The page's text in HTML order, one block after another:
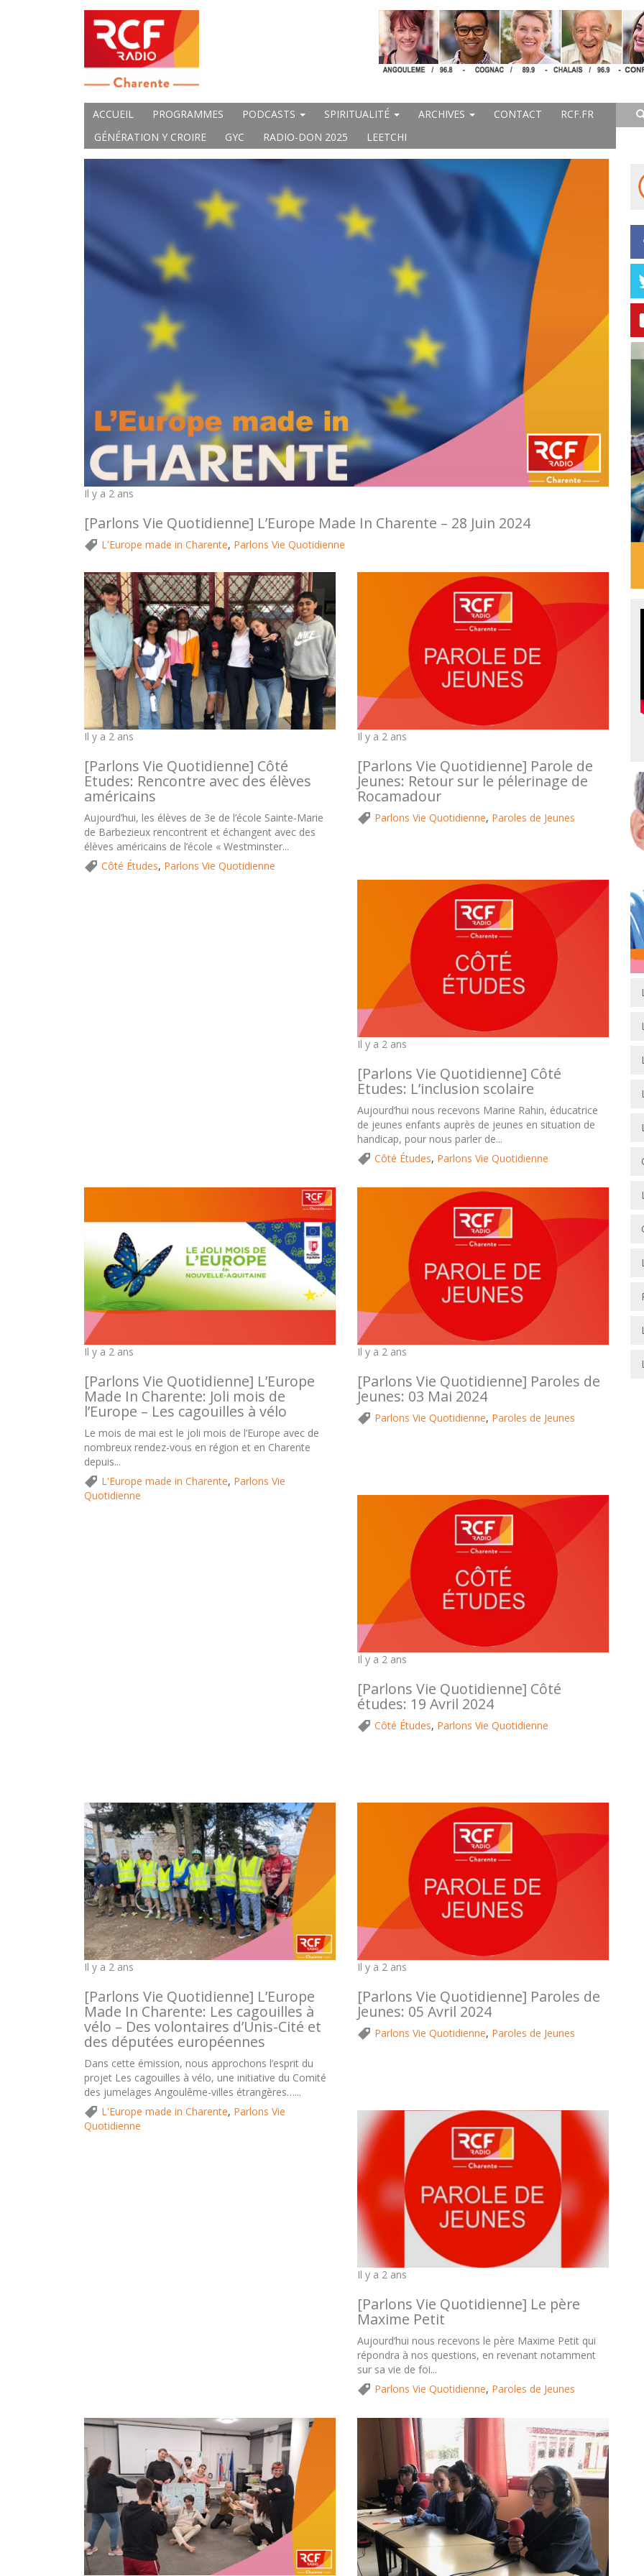
ACCUEIL PROGRAMMES PODCASTS SPIRITUALITÉ ARCHIVES CONTACT
RCF.FR
GÉNÉRATION Y CROIRE
GYC RADIO-DON 2025 LEETCHI
Il y a 2 ans
[Parlons Vie Quotidienne] L’Europe Made In Charente – 28 Juin 2024
L'Europe made in Charente, Parlons Vie Quotidienne
Il y a 2 ans
[Parlons Vie Quotidienne] Côté
Etudes: Rencontre avec des élèves
américains
Aujourd’hui, les élèves de 3e de l’école Sainte-Marie
de Barbezieux rencontrent et échangent avec des
élèves américains de l’école « Westminster...
Côté Études, Parlons Vie Quotidienne
Il y a 2 ans
[Parlons Vie Quotidienne] Parole de
Jeunes: Retour sur le pélerinage de
Rocamadour
Parlons Vie Quotidienne, Paroles de Jeunes
Il y a 2 ans
[Parlons Vie Quotidienne] Côté
Etudes: L’inclusion scolaire
Aujourd’hui nous recevons Marine Rahin, éducatrice
de jeunes enfants auprès de jeunes en situation de
handicap, pour nous parler de...
Côté Études, Parlons Vie Quotidienne
Il y a 2 ans
[Parlons Vie Quotidienne] L’Europe
Made In Charente: Joli mois de
l’Europe – Les cagouilles à vélo
Le mois de mai est le joli mois de l’Europe avec de
nombreux rendez-vous en région et en Charente
depuis...
L'Europe made in Charente, Parlons Vie
Quotidienne
Il y a 2 ans
[Parlons Vie Quotidienne] Paroles de
Jeunes: 03 Mai 2024
Parlons Vie Quotidienne, Paroles de Jeunes
Il y a 2 ans
[Parlons Vie Quotidienne] Côté
études: 19 Avril 2024
Côté Études, Parlons Vie Quotidienne
Il y a 2 ans
[Parlons Vie Quotidienne] L’Europe
Made In Charente: Les cagouilles à
vélo – Des volontaires d’Unis-Cité et
des députées européennes
Dans cette émission, nous approchons l’esprit du
projet Les cagouilles à vélo, une initiative du Comité
des jumelages Angoulême-villes étrangères…...
L'Europe made in Charente, Parlons Vie
Quotidienne
Il y a 2 ans
[Parlons Vie Quotidienne] Paroles de
Jeunes: 05 Avril 2024
Parlons Vie Quotidienne, Paroles de Jeunes
Il y a 2 ans
[Parlons Vie Quotidienne] Le père
Maxime Petit
Aujourd’hui nous recevons le père Maxime Petit qui
répondra à nos questions, en revenant notamment
sur sa vie de foi...
Parlons Vie Quotidienne, Paroles de Jeunes